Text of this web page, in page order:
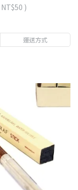
NT$50 )
運送方式